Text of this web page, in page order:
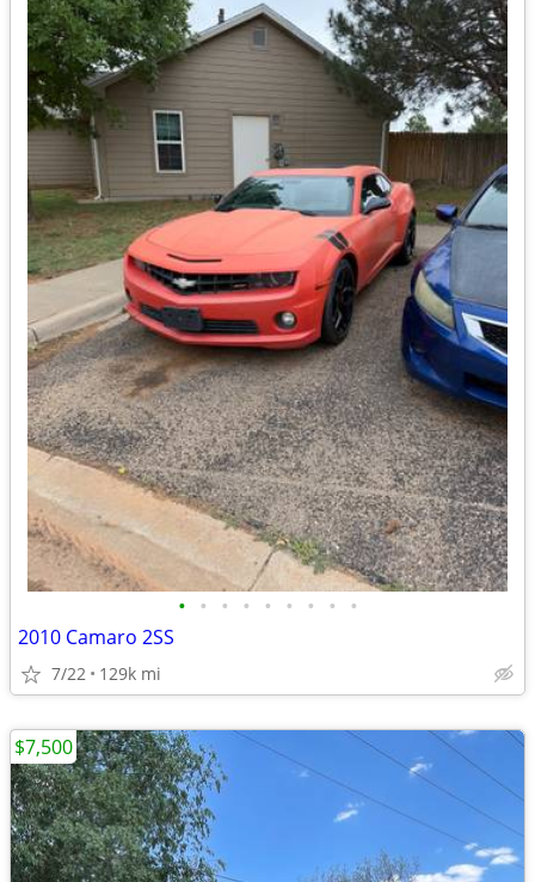
• • • • • • • • •
2010 Camaro 2SS
7/22 129k mi
$7,500